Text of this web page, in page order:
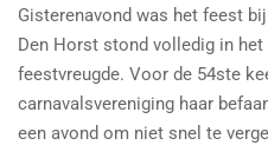
Gisterenavond was het feest bij
Den Horst stond volledig in het
feestvreugde. Voor de 54ste
carnavalsvereniging haar
een avond om niet snel te